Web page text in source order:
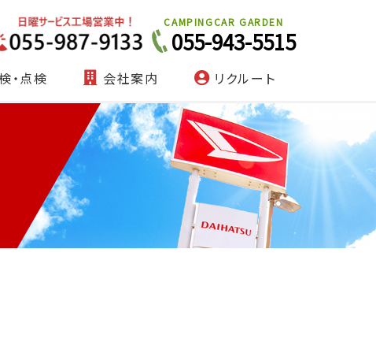
CAMPINGCAR GARDEN
055-943-5515
・点検 会社案内 リクルート